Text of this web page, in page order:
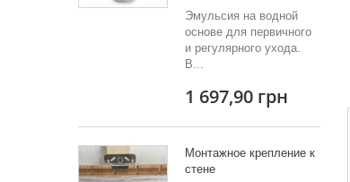
Эмульсия на водной
основе для первичного
и регулярного ухода.
В...
1 697,90 грн
Монтажное крепление к
стене